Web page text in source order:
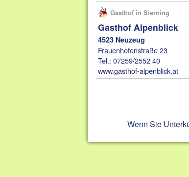
Gasthof in Sierning
Gasthof Alpenblick
4523 Neuzeug
Frauenhofenstraße 23
Tel.: 07259/2552 40
www.gasthof-alpenblick.at
Wenn Sie